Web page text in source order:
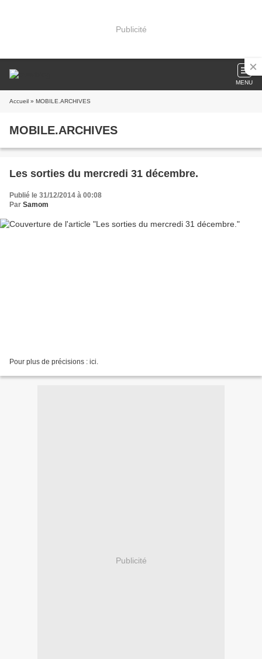
Publicité
MENU
Accueil » MOBILE.ARCHIVES
MOBILE.ARCHIVES
Les sorties du mercredi 31 décembre.
Publié le 31/12/2014 à 00:08
Par Samom
Pour plus de précisions : ici.
Publicité